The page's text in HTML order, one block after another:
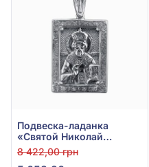
Подвеска-ладанка
«Святой Николай
Чудотворец» из серебра
925°, арт. Ладанка 89
8 422,00 грн